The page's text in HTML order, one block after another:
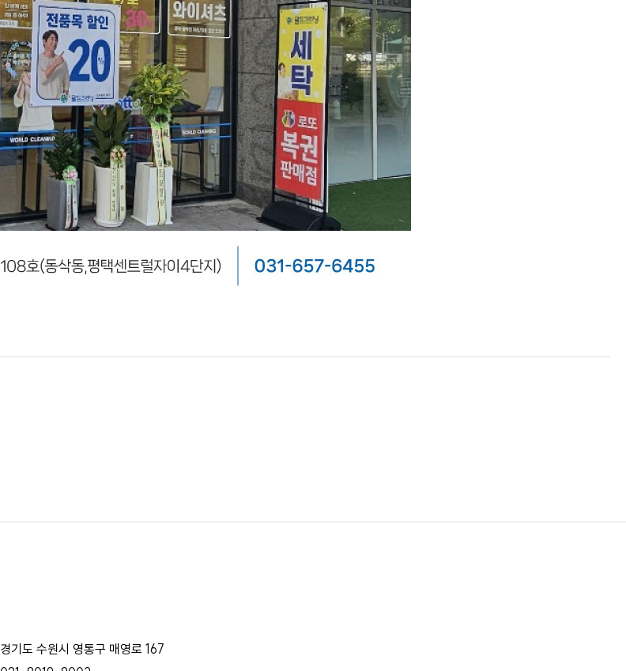
경기도 수원시 영통구 매영로 167